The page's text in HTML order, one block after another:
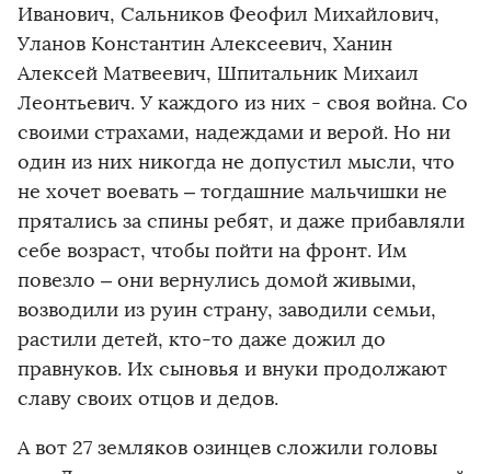
Иванович, Сальников Феофил Михайлович,
Уланов Константин Алексеевич, Ханин
Алексей Матвеевич, Шпитальник Михаил
Леонтьевич. У каждого из них - своя война. Со
своими страхами, надеждами и верой. Но ни
один из них никогда не допустил мысли, что
не хочет воевать – тогдашние мальчишки не
прятались за спины ребят, и даже прибавляли
себе возраст, чтобы пойти на фронт. Им
повезло – они вернулись домой живыми,
возводили из руин страну, заводили семьи,
растили детей, кто-то даже дожил до
правнуков. Их сыновья и внуки продолжают
славу своих отцов и дедов.
А вот 27 земляков озинцев сложили головы